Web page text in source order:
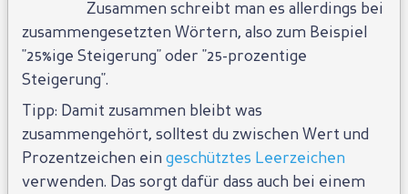
Zusammen schreibt man es allerdings bei
zusammengesetzten Wörtern, also zum Beispiel
"25%ige Steigerung" oder "25-prozentige
Steigerung".
Tipp: Damit zusammen bleibt was
zusammengehört, solltest du zwischen Wert und
Prozentzeichen eingeschütztes Leerzeichen
verwenden. Das sorgt dafür dass auch bei einem